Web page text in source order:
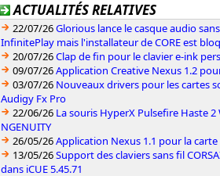
ACTUALITÉS RELATIVES
22/07/26Glorious lance le casque audio
InfinitePlay mais l'installateur de CORE est
20/07/26Clap de fin pour le clavier e-ink
09/07/26Application Creative Nexus 1.2
03/07/26 Nouveaux drivers pour les cartes
Audigy Fx Pro
22/06/26 La souris HyperX Pulsefire Haste
NGENUITY
26/05/26Application Nexus 1.1 pour la
13/05/26Support des claviers sans fil
dans iCUE 5.45.71